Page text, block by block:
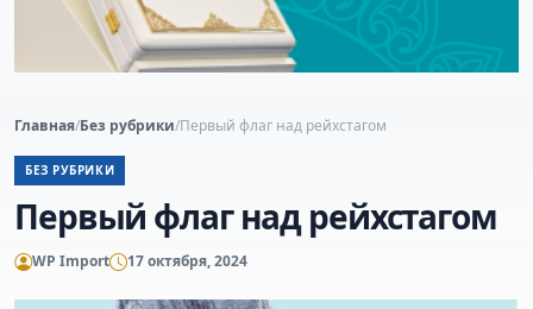
Главная/Без рубрики/Первый флаг над рейхстагом
БЕЗ РУБРИКИ
Первый флаг над рейхстагом
WP Import 17 октября, 2024